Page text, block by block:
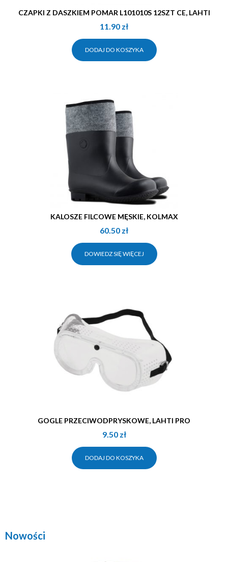
CZAPKI Z DASZKIEM POMAR L101010S 12SZT CE, LAHTI
11.90 zł
DODAJ DO KOSZYKA
KALOSZE FILCOWE MĘSKIE, KOLMAX
60.50 zł
DOWIEDZ SIĘ WIĘCEJ
GOGLE PRZECIWODPRYSKOWE, LAHTI PRO
9.50 zł
DODAJ DO KOSZYKA
Nowości